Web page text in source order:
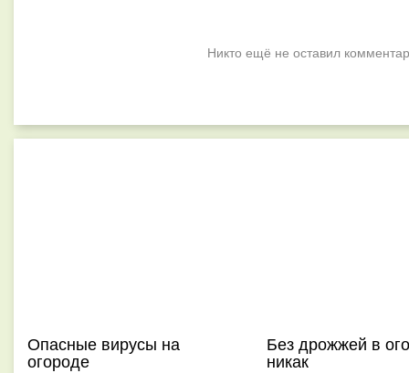
Никто ещё не оставил
Опасные вирусы на
огороде
Без дрожжей в
никак